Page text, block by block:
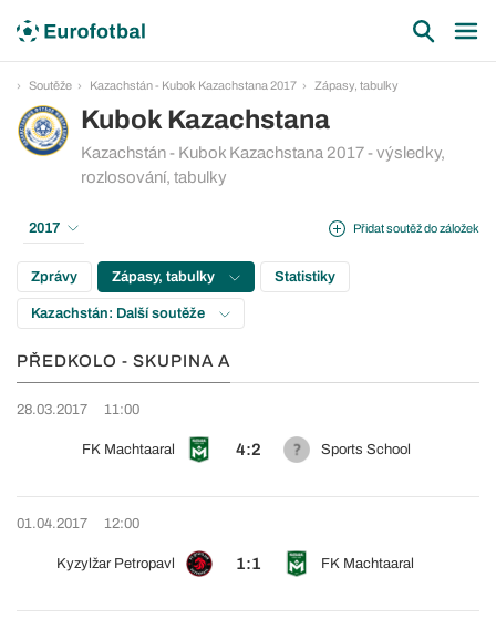
Soutěže Kazachstán - Kubok Kazachstana 2017 Zápasy, tabulky
Kubok Kazachstana
Kazachstán - Kubok Kazachstana 2017 - výsledky,
rozlosování, tabulky
Přidat soutěž do záložek
2017
Zprávy Zápasy, tabulky Statistiky
Kazachstán: Další soutěže
PŘEDKOLO - SKUPINA A
28.03.2017 11:00
FK Machtaaral 4:2 Sports School
01.04.2017 12:00
Kyzylžar Petropavl 1:1 FK Machtaaral